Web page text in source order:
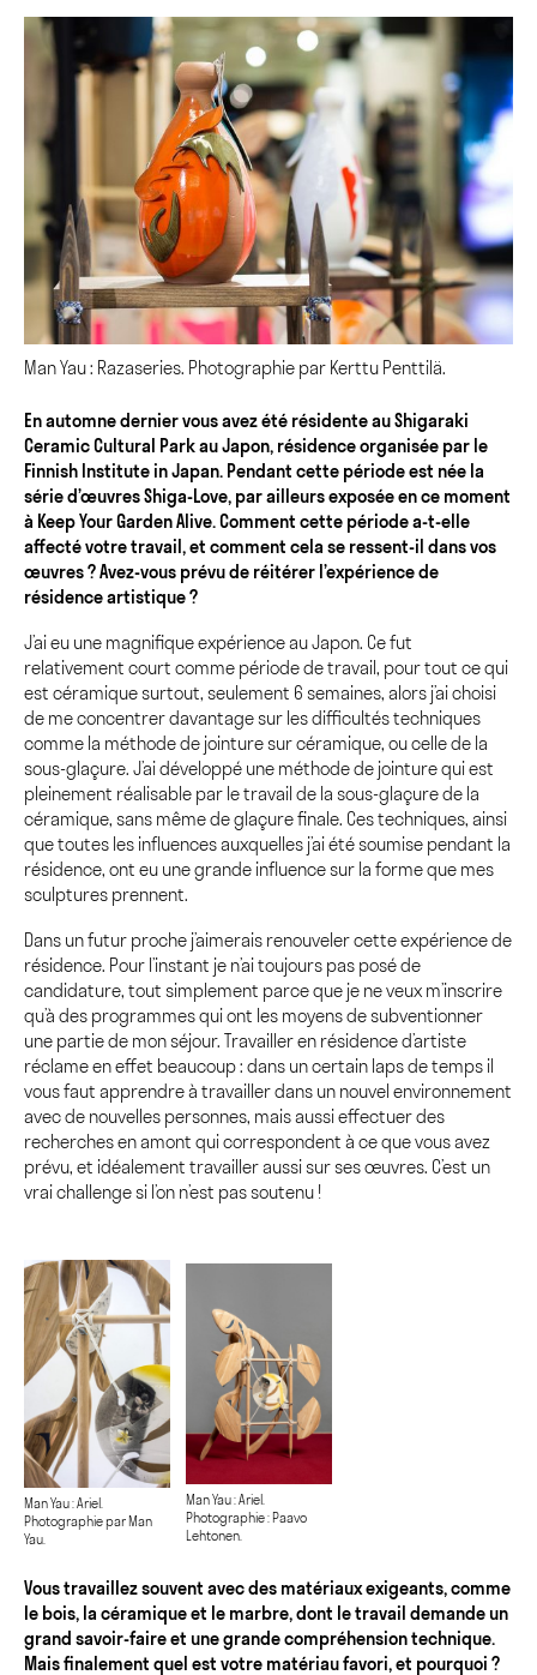
Man Yau : Razaseries. Photographie par Kerttu Penttilä.
En automne dernier vous avez été résidente au Shigaraki
Ceramic Cultural Park au Japon, résidence organisée par le
Finnish Institute in Japan. Pendant cette période est née la
série d’œuvres Shiga-Love, par ailleurs exposée en ce moment
à Keep Your Garden Alive. Comment cette période a-t-elle
affecté votre travail, et comment cela se ressent-il dans vos
œuvres ? Avez-vous prévu de réitérer l’expérience de
résidence artistique ?
J’ai eu une magnifique expérience au Japon. Ce fut
relativement court comme période de travail, pour tout ce qui
est céramique surtout, seulement 6 semaines, alors j’ai choisi
de me concentrer davantage sur les difficultés techniques
comme la méthode de jointure sur céramique, ou celle de la
sous-glaçure. J’ai développé une méthode de jointure qui est
pleinement réalisable par le travail de la sous-glaçure de la
céramique, sans même de glaçure finale. Ces techniques, ainsi
que toutes les influences auxquelles j’ai été soumise pendant la
résidence, ont eu une grande influence sur la forme que mes
sculptures prennent.
Dans un futur proche j’aimerais renouveler cette expérience de
résidence. Pour l’instant je n’ai toujours pas posé de
candidature, tout simplement parce que je ne veux m’inscrire
qu’à des programmes qui ont les moyens de subventionner
une partie de mon séjour. Travailler en résidence d’artiste
réclame en effet beaucoup : dans un certain laps de temps il
vous faut apprendre à travailler dans un nouvel environnement
avec de nouvelles personnes, mais aussi effectuer des
recherches en amont qui correspondent à ce que vous avez
prévu, et idéalement travailler aussi sur ses œuvres. C’est un
vrai challenge si l’on n’est pas soutenu !
Man Yau : Ariel.
Photographie par Man
Yau.
Man Yau : Ariel.
Photographie : Paavo
Lehtonen.
Vous travaillez souvent avec des matériaux exigeants, comme
le bois, la céramique et le marbre, dont le travail demande un
grand savoir-faire et une grande compréhension technique.
Mais finalement quel est votre matériau favori, et pourquoi ?